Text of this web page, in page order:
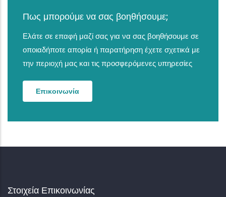
Πως μπορούμε να σας βοηθήσουμε;
Ελάτε σε επαφή μαζί σας για να σας βοηθήσουμε σε
οποιαδήποτε απορία ή παρατήρηση έχετε σχετικά με
την περιοχή μας και τις προσφερόμενες υπηρεσίες
Επικοινωνία
Στοιχεία Επικοινωνίας